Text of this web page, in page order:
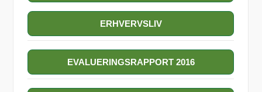
ERHVERVSLIV
EVALUERINGSRAPPORT 2016